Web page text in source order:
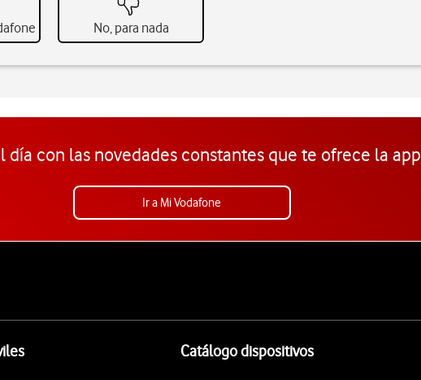
No, para nada
día con las novedades constantes que te ofrece la app
Ir a Mi Vodafone
Catálogo dispositivos